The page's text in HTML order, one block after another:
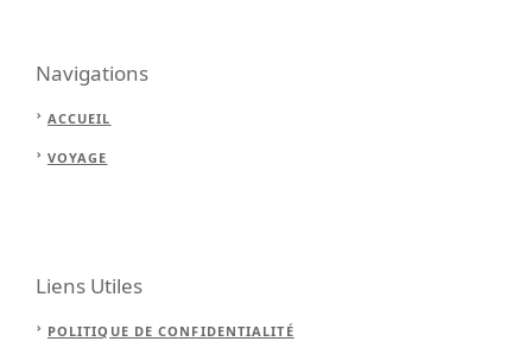
Navigations
ACCUEIL
VOYAGE
Liens Utiles
POLITIQUE DE CONFIDENTIALITÉ